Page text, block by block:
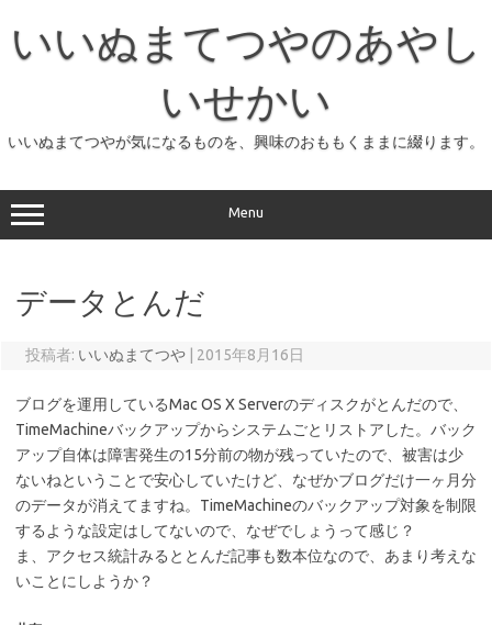
プ
いいぬまてつやのあやし
いせかい
いいぬまてつやが気になるものを、興味のおももくままに綴ります。
Menu
データとんだ
投稿者: いいぬまてつや 2015年8月16日
ブログを運用しているMac OS X Serverのディスクがとんだので、
TimeMachineバックアップからシステムごとリストアした。バック
アップ自体は障害発生の15分前の物が残っていたので、被害は少
ないねということで安心していたけど、なぜかブログだけ一ヶ月分
のデータが消えてますね。TimeMachineのバックアップ対象を制限
するような設定はしてないので、なぜでしょうって感じ？
ま、アクセス統計みるととんだ記事も数本位なので、あまり考えな
いことにしようか？